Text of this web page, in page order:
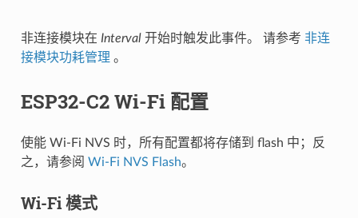
非连接模块在 Interval开始时触发此事件。 请参考 非连
接模块功耗管理 。
ESP32-C2 Wi-Fi 配置
使能 Wi-Fi NVS 时，所有配置都将存储到 flash 中；反
之，请参阅 Wi-Fi NVS Flash。
Wi-Fi 模式